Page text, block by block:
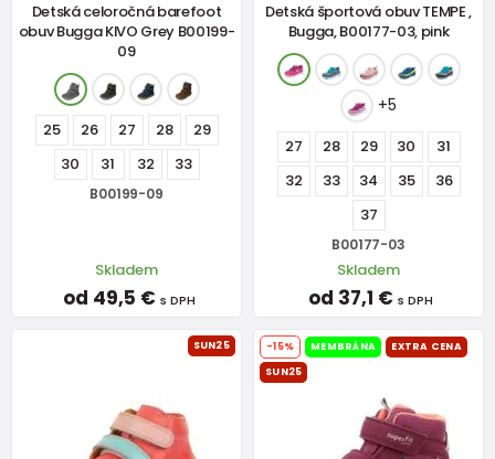
Detská celoročná barefoot
obuv Bugga KIVO Grey B00199-
09
25 26 27 28
29
30
31 32 33
B00199-09
Skladem
od 49,5 € s DPH
Detská športová obuv TEMPE ,
Bugga, B00177-03, pink
+5
27 28 29 30
31
32
33 34 35
36
37
B00177-03
Skladem
od 37,1 € s DPH
SUN25 -15% MEMBRÁNA
EXTRA CENA
SUN25